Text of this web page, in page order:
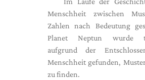
Menschheit zwischen
Zahlen nach Bedeutung
Planet Neptun wurde
aufgrund der
Menschheit gefunden,
zu finden.